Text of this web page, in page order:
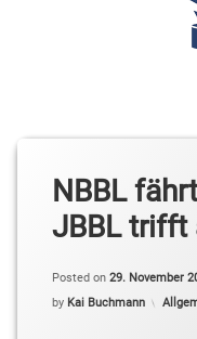
IMPRESSUM &
NBBL
JBBL trifft
Posted on 29. November
by Kai Buchmann